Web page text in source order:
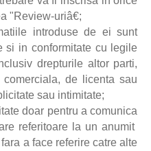
"Review-uriâ€;
introduse de ei sunt
si in conformitate cu legile
drepturile altor parti,
de licenta sau
sau intimitate;
doar pentru a comunica
referitoare la un anumit
a face referire catre alte